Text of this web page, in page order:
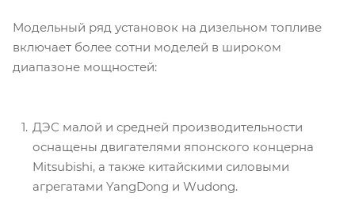
Модельный ряд установок на дизельном топливе
включает более сотни моделей в широком
диапазоне мощностей:
ДЭС малой и средней производительности
оснащены двигателями японского концерна
Mitsubishi, а также китайскими силовыми
агрегатами YangDong и Wudong.